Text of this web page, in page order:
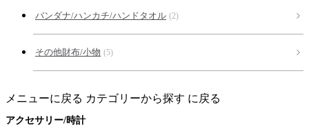
バンダナ/ハンカチ/ハンドタオル (2)
その他財布/小物 (5)
メニューに戻る カテゴリーから探す に戻る
アクセサリー/時計